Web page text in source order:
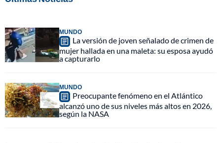
MUNDO
La versión de joven señalado de crimen de
mujer hallada en una maleta: su esposa ayudó
a capturarlo
MUNDO
Preocupante fenómeno en el Atlántico
alcanzó uno de sus niveles más altos en 2026,
según la NASA